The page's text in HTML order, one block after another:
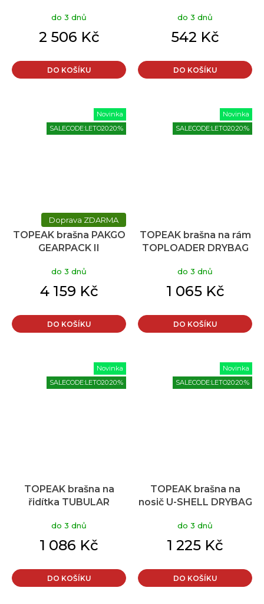
do 3 dnů
2 506 Kč
DO KOŠÍKU
do 3 dnů
542 Kč
DO KOŠÍKU
Novinka
SALECODE:LETO20:20:%
ZDARMA
TOPEAK brašna PAKGO
GEARPACK II
do 3 dnů
4 159 Kč
DO KOŠÍKU
Novinka
SALECODE:LETO20:20:%
TOPEAK brašna na rám
TOPLOADER DRYBAG
do 3 dnů
1 065 Kč
DO KOŠÍKU
Novinka
SALECODE:LETO20:20:%
TOPEAK brašna na
řidítka TUBULAR
do 3 dnů
1 086 Kč
DO KOŠÍKU
Novinka
SALECODE:LETO20:20:%
TOPEAK brašna na
nosič U-SHELL DRYBAG
do 3 dnů
1 225 Kč
DO KOŠÍKU